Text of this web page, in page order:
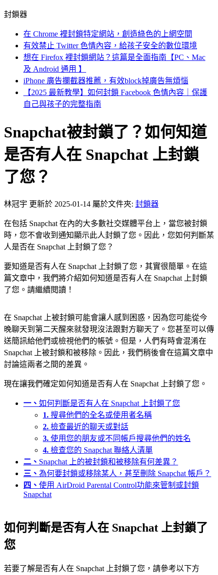
封鎖器
在 Chrome 裡封鎖特定網站，創造綠色的上網空間
有效禁止 Twitter 色情內容，給孩子安全的數位環境
想在 Firefox 裡封鎖網站？這篇是全面指南【PC、Mac
及 Android 通用 】
iPhone 廣告攔截器推薦，有效block掉廣告無煩惱
【2025 最新教學】如何封鎖 Facebook 色情內容｜保護
自己與孩子的完整指南
Snapchat被封鎖了？如何知道
是否有人在 Snapchat 上封鎖
了您？
林冠宇 更新於 2025-01-14 屬於文件夾: 封鎖器
在包括 Snapchat 在內的大多數社交媒體平台上，當您被封鎖
時，您不會收到通知顯示此人封鎖了您。因此，您如何判斷某
人是否在 Snapchat 上封鎖了您？
要知道是否有人在 Snapchat 上封鎖了您，其實很簡單。在這
篇文章中，我們將介紹如何知道是否有人在 Snapchat 上封鎖
了您。請繼續閱讀！
在 Snapchat 上被封鎖可能會讓人感到困惑，因為您可能從今
晚聊天到第二天醒來就發現沒法跟對方聊天了。您甚至可以傳
送簡訊給他們或檢視他們的帳號。但是，人們有時會混淆在
Snapchat 上被封鎖和被移除。因此，我們稍後會在這篇文章中
討論這兩者之間的差異。
現在讓我們確定如何知道是否有人在 Snapchat 上封鎖了您。
一、 如何判斷是否有人在 Snapchat 上封鎖了您
1. 搜尋他們的全名或使用者名稱
2. 檢查最近的聊天或對話
3. 使用您的朋友或不同帳戶搜尋他們的姓名
4. 檢查您的 Snapchat 聯絡人清單
二、 Snapchat 上的被封鎖和被移除有何差異？
三、 為何要封鎖或移除某人，甚至刪除 Snapchat 帳戶？
四、 使用 AirDroid Parental Control功能來管制或封鎖
Snapchat
如何判斷是否有人在 Snapchat 上封鎖了
您
若要了解是否有人在 Snapchat 上封鎖了您，請參考以下方